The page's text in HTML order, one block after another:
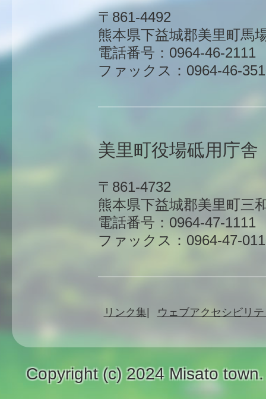
〒861-4492
熊本県下益城郡美里町馬
電話番号：0964-46-2111
ファックス：0964-46-
美里町役場砥用庁舎
〒861-4732
熊本県下益城郡美里町三
電話番号：0964-47-1111
ファックス：0964-47-
リンク集 ウェブアクセシビリ
Copyright (c) 2024 Misato